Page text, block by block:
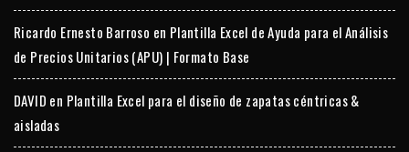
Ricardo Ernesto Barroso en Plantilla Excel de Ayuda para el Análisis
de Precios Unitarios (APU) | Formato Base
DAVID en Plantilla Excel para el diseño de zapatas céntricas &
aisladas